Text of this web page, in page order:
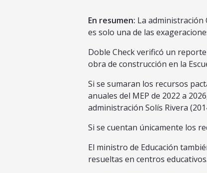
En resumen: La administración
es solo una de las
Doble Check verificó un
obra de construcción en la
Si se sumaran los recursos
anuales del MEP de 2022 a
administración Solís Rivera
Si se cuentan únicamente los
El ministro de Educación
resueltas en centros